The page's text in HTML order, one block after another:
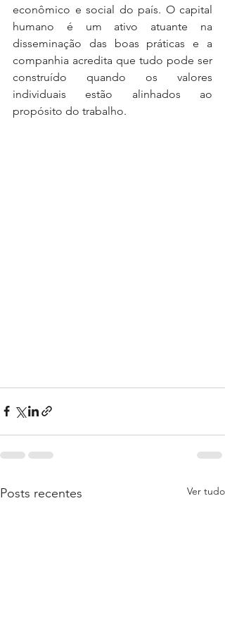
econômico e social do país. O capital
humano é um ativo atuante na
disseminação das boas práticas e a
companhia acredita que tudo pode ser
construído quando os valores
individuais estão alinhados ao
propósito do trabalho.
Posts recentes Ver tudo